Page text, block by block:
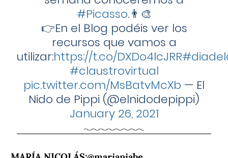
#Picasso.👨‍🎨
👉En el Blog podéis ver los
recursos que vamos a
utilizar:https://t.co/DXDo4lcJRR
#claustrovirtual
pic.twitter.com/MsBatvMcXb — El
Nido de Pippi (@elnidodepippi)
January 26, 2021